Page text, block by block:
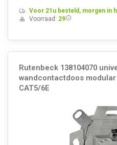
Voor 21u besteld, morgen in
Voorraad: 29
Rutenbeck 138104070
wandcontactdoos
CAT5/6E